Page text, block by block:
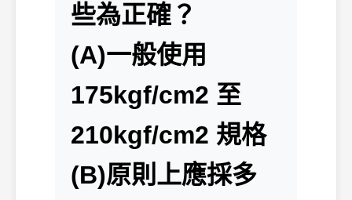
些為正確？
(A)一般使用
175kgf/cm2 至
210kgf/cm2 規格
(B)原則上應採多